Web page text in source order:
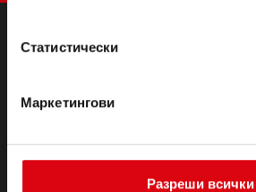
Статистически
Маркетингови
Разреши всички
Аксесоари за леки автомобили и
(Полу-) тягови & готовност